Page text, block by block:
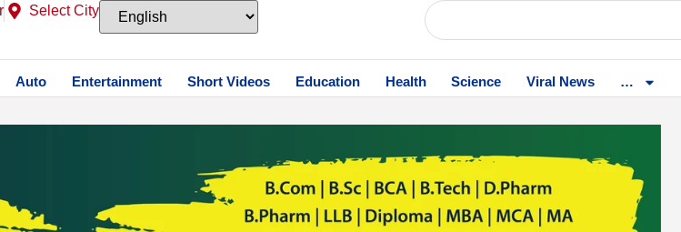
Select City
Auto Entertainment Short Videos Education Health Science Viral News …